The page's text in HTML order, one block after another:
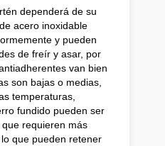
dependerá de su
acero inoxidable
y pueden
de freír y asar, por
van bien
son bajas o medias,
temperaturas,
fundido pueden ser
requieren más
que pueden retener